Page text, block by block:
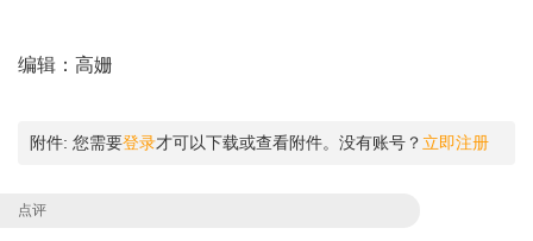
编辑：高姗
附件: 您需要登录才可以下载或查看附件。没有账号？ 立即注册
点评